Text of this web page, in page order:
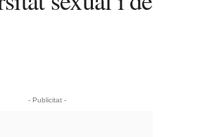
- Publicitat -